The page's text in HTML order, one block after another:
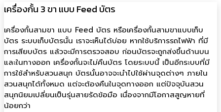
เครื่องกั้น 3 ขา แบบ Feed บัตร
เครื่องกั้นสามขา แบบ Feed บัตร หรือเครื่องกั้นสามขาแบบเก็บ
บัตร ระบบเก็บบัตรนั้น เราจะเห็นได้บ่อย หากใช้บริการรถไฟฟ้า ที่มี
การเสียบบัตร แล้วจะมีการตรวจสอบ ก่อนบัตรจะถูกส่งขึ้นด้านบน
และในทางออก เครื่องกั้นจะไม่คืนบัตร โดยระบบนี้ เป็นอีกระบบที่มี
การใช้สำหรับสวนสนุก บัตรนั้นอาจจะนำไปใช้ผ่านจุดต่างๆ ภายใน
สวนสนุกได้ทั้งหมด แต่จะต้องคืนในจุดทางออก แต่ปัจจุบันสวน
สนุกนิยมเปลี่ยนเป็นรุ่นสายรัดข้อมือ เนื่องจากมีโอกาสสูญหายที่
น้อยกว่า